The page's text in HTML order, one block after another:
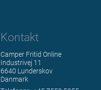
Kontakt
Camper Fritid Online
Industrivej 11
6640 Lunderskov
Danmark